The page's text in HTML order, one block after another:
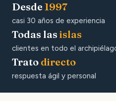
Desde 1997
casi 30 años de experiencia
Todas las islas
clientes en todo el
Trato directo
respuesta ágil y personal